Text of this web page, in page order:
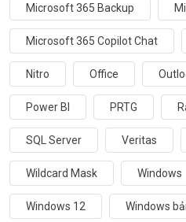
Microsoft 365 Backup
Microsoft 365 Copilot Chat
Nitro Office
Power BI PRTG
SQL Server Veritas
Wildcard Mask Windows
Windows 12 Windows